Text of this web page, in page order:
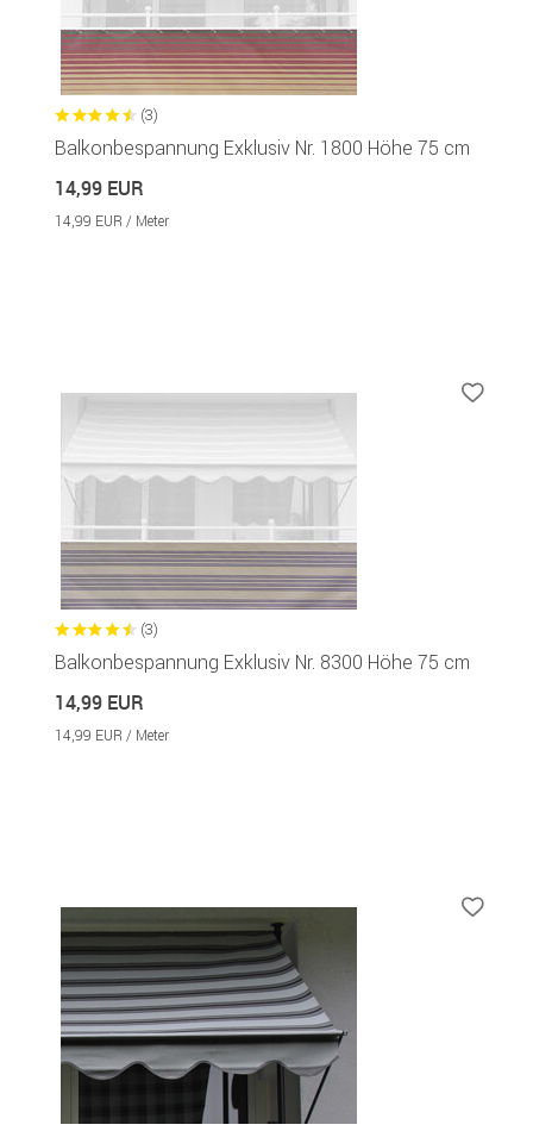
(3)
Balkonbespannung Exklusiv Nr. 1800 Höhe 75 cm
14,99 EUR
14,99 EUR / Meter
(3)
Balkonbespannung Exklusiv Nr. 8300 Höhe 75 cm
14,99 EUR
14,99 EUR / Meter